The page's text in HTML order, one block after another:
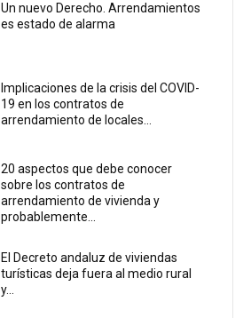
Un nuevo Derecho. Arrendamientos
es estado de alarma
Implicaciones de la crisis del COVID-
19 en los contratos de
arrendamiento de locales...
20 aspectos que debe conocer
sobre los contratos de
arrendamiento de vivienda y
probablemente...
El Decreto andaluz de viviendas
turísticas deja fuera al medio rural
y...